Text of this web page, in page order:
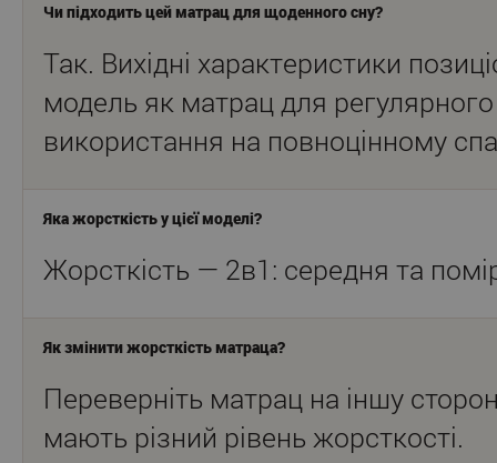
Чи підходить цей матрац для щоденного сну?
Так. Вихідні характеристики
модель як матрац для регулярного
використання на повноцінному
Яка жорсткість у цієї моделі?
Жорсткість — 2в1: середня та
Як змінити жорсткість матраца?
Переверніть матрац на іншу
мають різний рівень жорсткості.